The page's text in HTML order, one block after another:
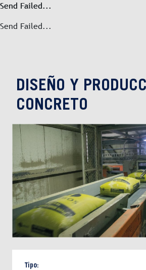
Send Failed...
Send Failed...
Send Failed...
DISEÑO Y
CONCRETO
Tipo: